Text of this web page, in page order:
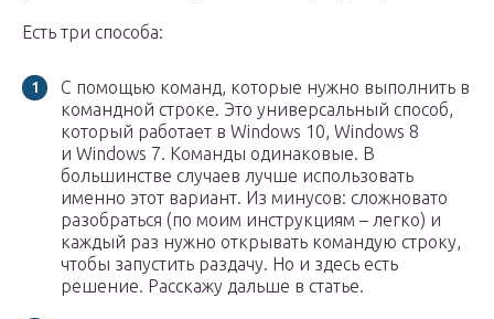
Есть три способа:
С помощью команд, которые нужно выполнить в
командной строке. Это универсальный способ,
который работает в Windows 10, Windows 8
и Windows 7. Команды одинаковые. В
большинстве случаев лучше использовать
именно этот вариант. Из минусов: сложновато
разобраться (по моим инструкциям – легко) и
каждый раз нужно открывать командую строку,
чтобы запустить раздачу. Но и здесь есть
решение. Расскажу дальше в статье.